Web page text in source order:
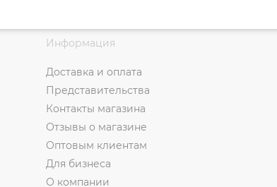
Информация
Доставка и оплата
Представительства
Контакты магазина
Отзывы о магазине
Оптовым клиентам
Для бизнеса
О компании